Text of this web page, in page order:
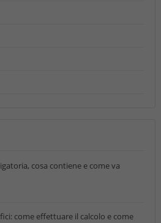
cosa contiene e come va
come effettuare il calcolo e come